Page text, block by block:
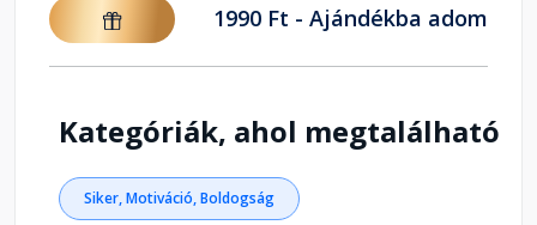
1990 Ft - Ajándékba adom
Kategóriák, ahol megtalálható
Siker, Motiváció, Boldogság